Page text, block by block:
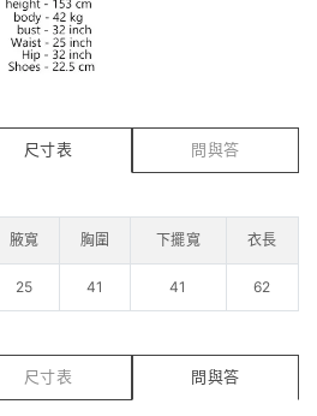
尺寸表 問與答
腋寬 胸圍 下擺寬 衣長
25 41 41 62
尺寸表 問與答